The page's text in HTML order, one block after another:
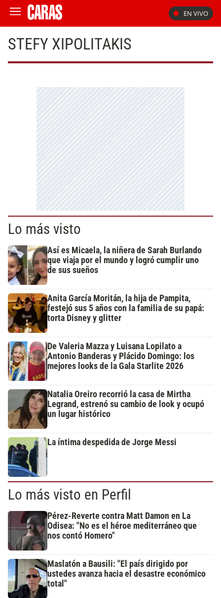
EN VIVO
STEFY XIPOLITAKIS
Lo más visto
Así es Micaela, la niñera de Sarah Burlando
que viaja por el mundo y logró cumplir uno
de sus sueños
Anita García Moritán, la hija de Pampita,
festejó sus 5 años con la familia de su papá:
torta Disney y glitter
De Valeria Mazza y Luisana Lopilato a
Antonio Banderas y Plácido Domingo: los
mejores looks de la Gala Starlite 2026
Natalia Oreiro recorrió la casa de Mirtha
Legrand, estrenó su cambio de look y ocupó
un lugar histórico
La íntima despedida de Jorge Messi
Lo más visto en Perfil
Pérez-Reverte contra Matt Damon en La
Odisea: "No es el héroe mediterráneo que
nos contó Homero"
Maslatón a Bausili: "El país dirigido por
ustedes avanza hacia el desastre económico
total"